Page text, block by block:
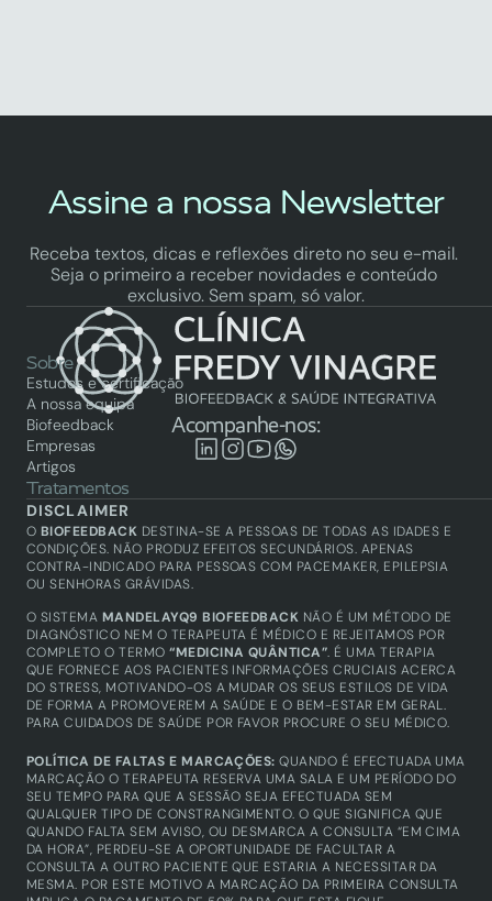
Assine a nossa Newsletter
Receba textos, dicas e reflexões direto no seu e-mail.
Seja o primeiro a receber novidades e conteúdo
exclusivo. Sem spam, só valor.
Acompanhe-nos:
Sobre
Estudos e certificação
A nossa equipa
Biofeedback
Empresas
Artigos
Tratamentos
Biofeedback
Saúde integrativa
Academy
Biofeedback
Técnicos certificados
Produtos
Equipamentos
DISCLAIMER
O BIOFEEDBACK DESTINA-SE A PESSOAS DE TODAS AS IDADES E
CONDIÇÕES. NÃO PRODUZ EFEITOS SECUNDÁRIOS. APENAS
CONTRA-INDICADO PARA PESSOAS COM PACEMAKER, EPILEPSIA
OU SENHORAS GRÁVIDAS.
O SISTEMA MANDELAYQ9 BIOFEEDBACK NÃO É UM MÉTODO DE
DIAGNÓSTICO NEM O TERAPEUTA É MÉDICO E REJEITAMOS POR
COMPLETO O TERMO “MEDICINA QUÂNTICA”. É UMA TERAPIA
QUE FORNECE AOS PACIENTES INFORMAÇÕES CRUCIAIS ACERCA
DO STRESS, MOTIVANDO-OS A MUDAR OS SEUS ESTILOS DE VIDA
DE FORMA A PROMOVEREM A SAÚDE E O BEM-ESTAR EM GERAL.
PARA CUIDADOS DE SAÚDE POR FAVOR PROCURE O SEU MÉDICO.
POLÍTICA DE FALTAS E MARCAÇÕES: QUANDO É EFECTUADA UMA
MARCAÇÃO O TERAPEUTA RESERVA UMA SALA E UM PERÍODO DO
SEU TEMPO PARA QUE A SESSÃO SEJA EFECTUADA SEM
QUALQUER TIPO DE CONSTRANGIMENTO. O QUE SIGNIFICA QUE
QUANDO FALTA SEM AVISO, OU DESMARCA A CONSULTA “EM CIMA
DA HORA”, PERDEU-SE A OPORTUNIDADE DE FACULTAR A
CONSULTA A OUTRO PACIENTE QUE ESTARIA A NECESSITAR DA
MESMA. POR ESTE MOTIVO A MARCAÇÃO DA PRIMEIRA CONSULTA